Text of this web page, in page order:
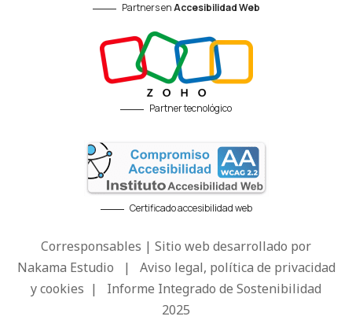
Partners enAccesibilidad Web
Partner tecnológico
Certificado accesibilidad web
Corresponsables | Sitio web desarrollado por
Nakama Estudio | Aviso legal, política de privacidad
y cookies | Informe Integrado de Sostenibilidad
2025